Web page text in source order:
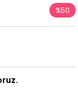
%50
İndirim